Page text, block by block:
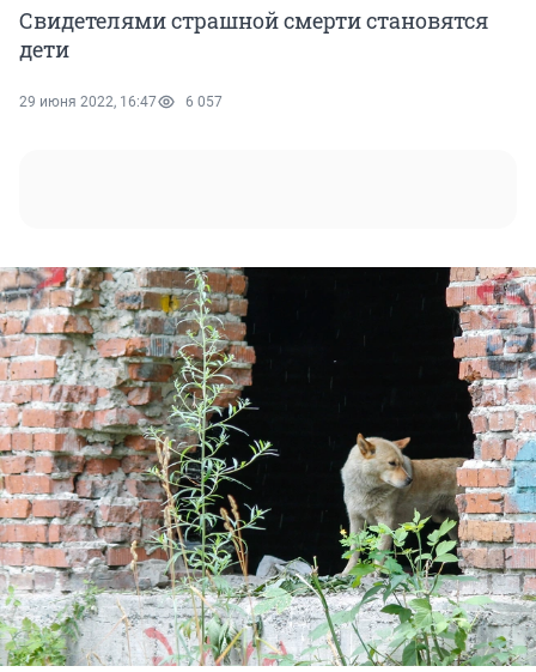
Свидетелями страшной смерти становятся
дети
29 июня 2022, 16:47 6 057